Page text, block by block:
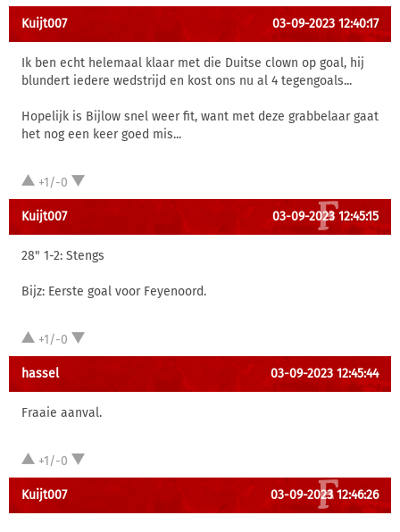
Kuijt007 03-09-2023 12:40:17
Ik ben echt helemaal klaar met die Duitse clown op goal, hij
blundert iedere wedstrijd en kost ons nu al 4 tegengoals...
Hopelijk is Bijlow snel weer fit, want met deze grabbelaar gaat
het nog een keer goed mis...
+1/-0
Kuijt007 03-09-2023 12:45:15
28" 1-2: Stengs
Bijz: Eerste goal voor Feyenoord.
+1/-0
hassel 03-09-2023 12:45:44
Fraaie aanval.
+1/-0
Kuijt007 03-09-2023 12:46:26